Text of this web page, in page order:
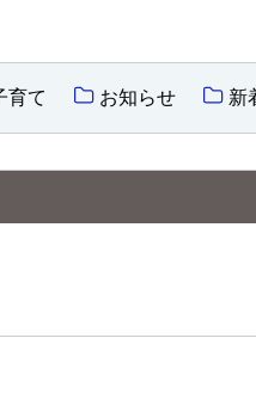
育て お知らせ 新